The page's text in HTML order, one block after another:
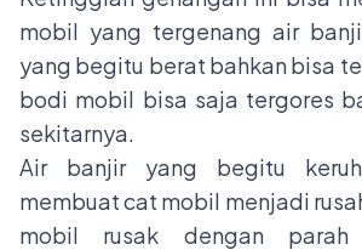
mobil yang tergenang air
yang begitu berat bahkan bisa
bodi mobil bisa saja tergores
sekitarnya.
Air banjir yang begitu
membuat cat mobil menjadi
mobil rusak dengan